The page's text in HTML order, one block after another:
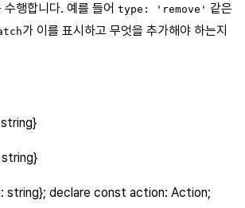
행합니다. 예를 들어 type: 'remove' 같은
가 이를 표시하고 무엇을 추가해야 하는지
string}
string}; declare const action: Action;